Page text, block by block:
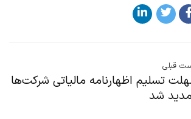
قبلی
تسلیم اظهارنامه مالیاتی شرکت‌ها
شد